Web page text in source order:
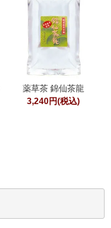
薬草茶 錦仙茶龍
3,240円(税込)